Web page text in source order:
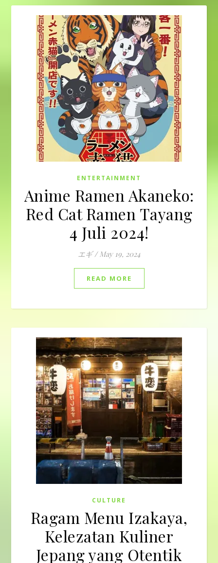
ENTERTAINMENT
Anime Ramen Akaneko:
Red Cat Ramen Tayang
4 Juli 2024!
エギ / May 19, 2024
READ MORE
CULTURE
Ragam Menu Izakaya,
Kelezatan Kuliner
Jepang yang Otentik